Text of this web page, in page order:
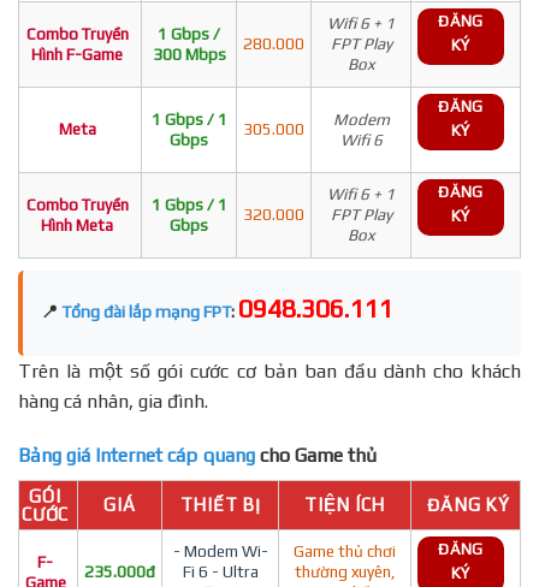
Combo Truyền
Hình F-Game
1 Gbps /
300 Mbps
280.000
Wifi 6 + 1
FPT Play
Box
ĐĂNG
KÝ
Meta
1 Gbps / 1
Gbps
305.000
Modem
Wifi 6
ĐĂNG
KÝ
Combo Truyền
Hình Meta
1 Gbps / 1
Gbps
320.000
Wifi 6 + 1
FPT Play
Box
ĐĂNG
KÝ
📍 Tổng đài lắp mạng FPT: 0948.306.111
Trên là một số gói cước cơ bản ban đầu dành cho khách
hàng cá nhân, gia đình.
Bảng giá Internet cáp quang cho Game thủ
GÓI
CƯỚC
GIÁ THIẾT BỊ TIỆN ÍCH ĐĂNG KÝ
F-
Game
235.000đ
- Modem Wi-
Fi 6 - Ultra
Game thủ chơi
thường xuyên,
ĐĂNG
KÝ